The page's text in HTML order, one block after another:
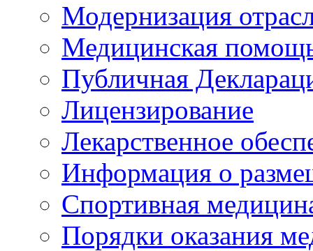
Модернизация
Медицинская
Публичная
Лицензирование
Лекарственное
Информация о
Спортивная
Порядки оказания